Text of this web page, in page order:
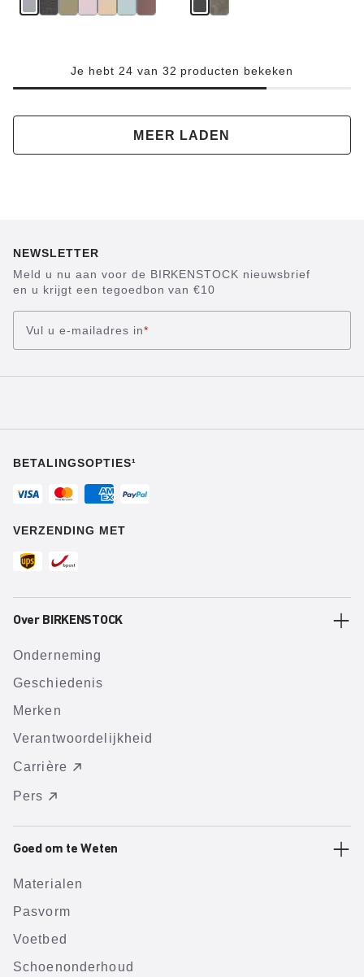
Je hebt 24 van 32 producten bekeken
MEER LADEN
NEWSLETTER
Meld u nu aan voor de BIRKENSTOCK nieuwsbrief
en u krijgt een tegoedbon van €10
Vul u e-mailadres in*
BETALINGSOPTIES¹
VERZENDING MET
Over BIRKENSTOCK
Onderneming
Geschiedenis
Merken
Verantwoordelijkheid
Carrière
Pers
Goed om te Weten
Materialen
Pasvorm
Voetbed
Schoenonderhoud